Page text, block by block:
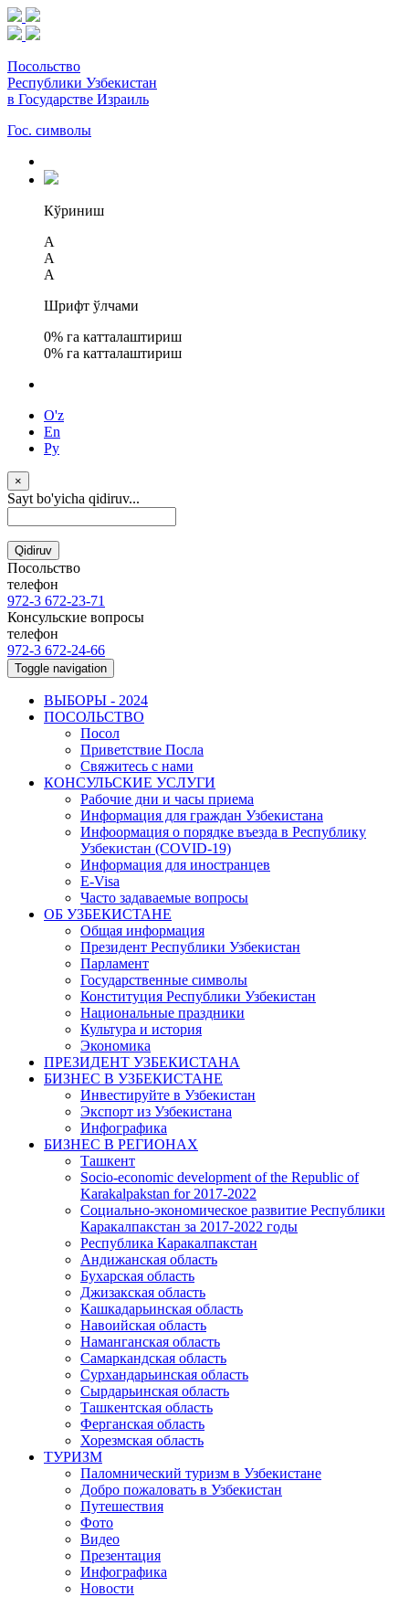
Посольство
Республики Узбекистан
в Государстве Израиль
Гос. символы
Кўриниш
A
A
A
Шрифт ўлчами
0% га катталаштириш
0% га катталаштириш
O'z
En
Ру
×
Sayt bo'yicha qidiruv...
Qidiruv
Посольство
телефон
972-3 672-23-71
Консульские вопросы
телефон
972-3 672-24-66
Toggle navigation
ВЫБОРЫ - 2024
ПОСОЛЬСТВО
Посол
Приветствие Посла
Свяжитесь с нами
КОНСУЛЬСКИЕ УСЛУГИ
Рабочие дни и часы приема
Информация для граждан Узбекистана
Инфоормация о порядке въезда в Республику
Узбекистан (COVID-19)
Информация для иностранцев
E-Visa
Часто задаваемые вопросы
ОБ УЗБЕКИСТАНЕ
Общая информация
Президент Республики Узбекистан
Парламент
Государственные символы
Конституция Республики Узбекистан
Национальные праздники
Культура и история
Экономика
ПРЕЗИДЕНТ УЗБЕКИСТАНА
БИЗНЕС В УЗБЕКИСТАНЕ
Инвестируйте в Узбекистан
Экспорт из Узбекистана
Инфографика
БИЗНЕС В РЕГИОНАХ
Ташкент
Socio-economic development of the Republic of
Karakalpakstan for 2017-2022
Социально-экономическое развитие Республики
Каракалпакстан за 2017-2022 годы
Республика Каракалпакстан
Андижанская область
Бухарская область
Джизакская область
Кашкадарьинская область
Навоийская область
Наманганская область
Самаркандская область
Сурхандарьинская область
Сырдарьинская область
Ташкентская область
Ферганская область
Хорезмская область
ТУРИЗМ
Паломнический туризм в Узбекистане
Добро пожаловать в Узбекистан
Путешествия
Фото
Видео
Презентация
Инфографика
Новости